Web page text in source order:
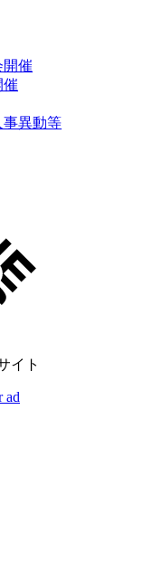
開催
催
事異動等
イト